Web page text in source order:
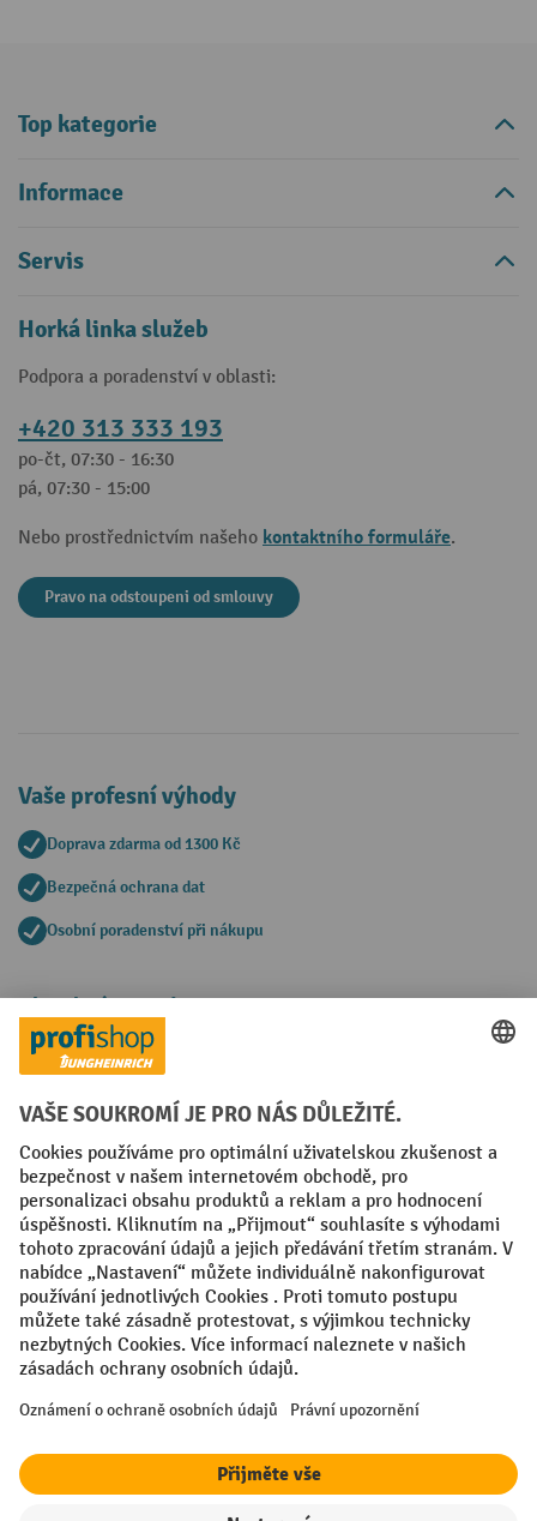
Top kategorie
Informace
Servis
Horká linka služeb
Podpora a poradenství v oblasti:
+420 313 333 193
po-čt, 07:30 - 16:30
pá, 07:30 - 15:00
Nebo prostřednictvím našeho kontaktního formuláře.
Pravo na odstoupeni od smlouvy
Vaše profesní výhody
Doprava zdarma od 1300 Kč
Bezpečná ochrana dat
Osobní poradenství při nákupu
Platební metody
Faktura
Sociální sítě
Facebook
YouTube
LinkedIn
VODP Otisk
Prohlášení o ochraně osobních údajů
Nastavení ochrany osobních údajů
All prices excl. VAT plus shipping costs and possible delivery charges,
if not stated otherwise.